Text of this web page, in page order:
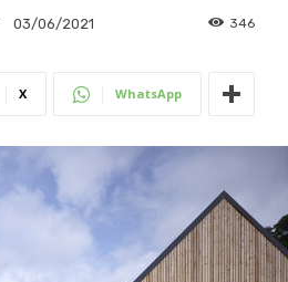
03/06/2021 346
X WhatsApp